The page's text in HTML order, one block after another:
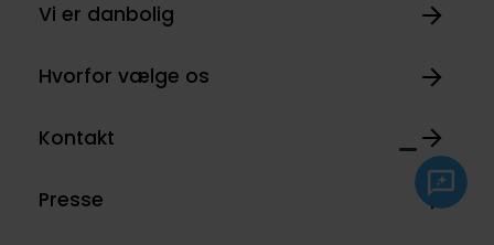
Vi er danbolig
Hvorfor vælge os
Kontakt
Presse